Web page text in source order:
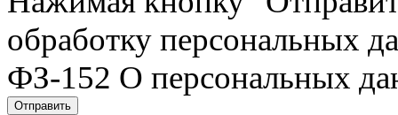
обработку персональных
ФЗ-152 О персональных
Отправить